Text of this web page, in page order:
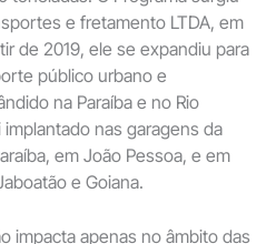
e fretamento LTDA, em
de 2019, ele se expandiu para
público urbano e
na Paraíba e no Rio
nas garagens da
em João Pessoa, e em
e Goiana.
impacta apenas no âmbito das